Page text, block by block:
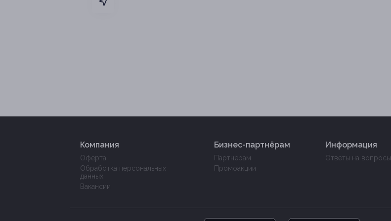
Компания
Оферта
Обработка персональных
данных
Вакансии
Бизнес-партнёрам
Партнёрам
Промоакции
Информация
Ответы на вопросы